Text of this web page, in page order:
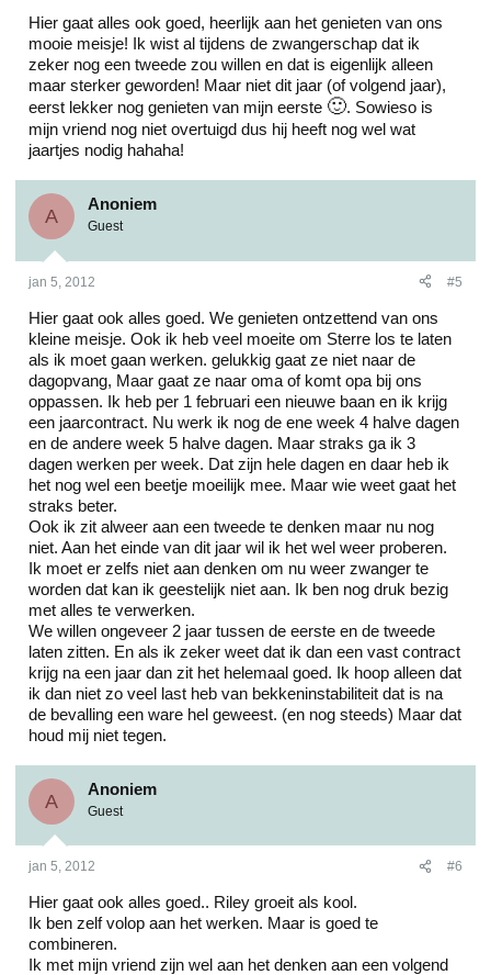
Hier gaat alles ook goed, heerlijk aan het genieten van ons
mooie meisje! Ik wist al tijdens de zwangerschap dat ik
zeker nog een tweede zou willen en dat is eigenlijk alleen
maar sterker geworden! Maar niet dit jaar (of volgend jaar),
eerst lekker nog genieten van mijn eerste 🙂. Sowieso is
mijn vriend nog niet overtuigd dus hij heeft nog wel wat
jaartjes nodig hahaha!
A
Anoniem
Guest
jan 5, 2012 #5
Hier gaat ook alles goed. We genieten ontzettend van ons
kleine meisje. Ook ik heb veel moeite om Sterre los te laten
als ik moet gaan werken. gelukkig gaat ze niet naar de
dagopvang, Maar gaat ze naar oma of komt opa bij ons
oppassen. Ik heb per 1 februari een nieuwe baan en ik krijg
een jaarcontract. Nu werk ik nog de ene week 4 halve dagen
en de andere week 5 halve dagen. Maar straks ga ik 3
dagen werken per week. Dat zijn hele dagen en daar heb ik
het nog wel een beetje moeilijk mee. Maar wie weet gaat het
straks beter.
Ook ik zit alweer aan een tweede te denken maar nu nog
niet. Aan het einde van dit jaar wil ik het wel weer proberen.
Ik moet er zelfs niet aan denken om nu weer zwanger te
worden dat kan ik geestelijk niet aan. Ik ben nog druk bezig
met alles te verwerken.
We willen ongeveer 2 jaar tussen de eerste en de tweede
laten zitten. En als ik zeker weet dat ik dan een vast contract
krijg na een jaar dan zit het helemaal goed. Ik hoop alleen dat
ik dan niet zo veel last heb van bekkeninstabiliteit dat is na
de bevalling een ware hel geweest. (en nog steeds) Maar dat
houd mij niet tegen.
A
Anoniem
Guest
jan 5, 2012 #6
Hier gaat ook alles goed.. Riley groeit als kool.
Ik ben zelf volop aan het werken. Maar is goed te
combineren.
Ik met mijn vriend zijn wel aan het denken aan een volgend